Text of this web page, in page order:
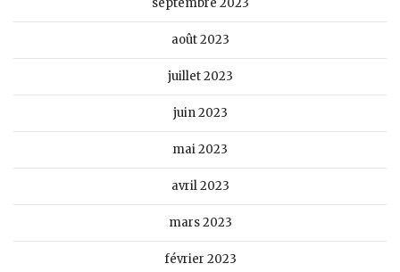
août 2023
juillet 2023
juin 2023
mai 2023
avril 2023
mars 2023
février 2023